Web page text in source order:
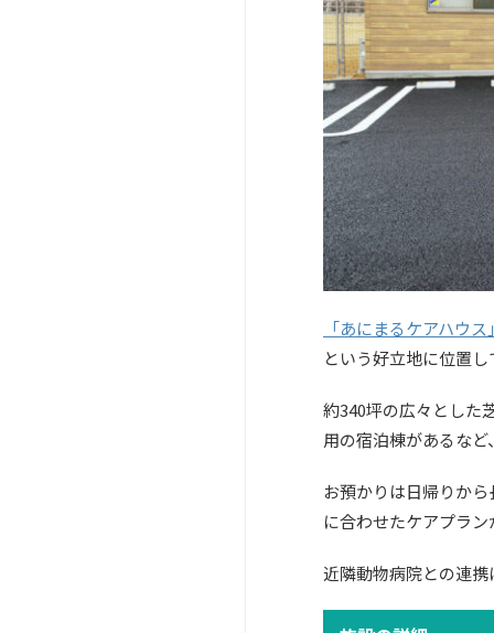
「あにまるケアハウス
という好立地に位置
約340坪の広々とした
用の宿泊棟があるな
お預かりは日帰りか
に合わせたケアプラ
近隣動物病院との連